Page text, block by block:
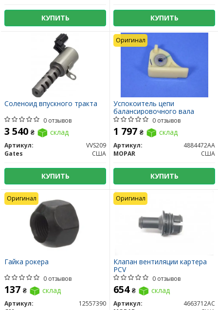
КУПИТЬ КУПИТЬ
Соленоид впускного тракта
0 отзывов
3 540 ₴ склад
Артикул:
VVS209
Gates
США
КУПИТЬ
Успокоитель цепи
балансировочного вала
0 отзывов
1 797 ₴ склад
Артикул:
4884472AA
MOPAR
США
КУПИТЬ
Оригинал
Гайка рокера
0 отзывов
137 ₴ склад
Артикул:
12557390
Оригинал
Клапан вентиляции картера
PCV
0 отзывов
654 ₴ склад
Артикул:
4663712AC
Оригинал